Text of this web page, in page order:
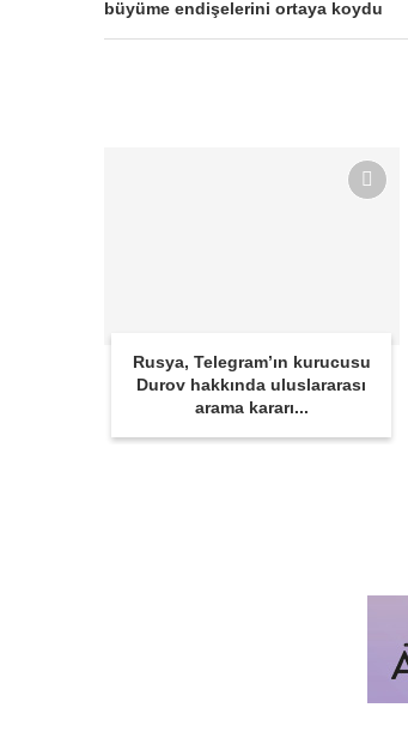
büyüme endişelerini ortaya koydu
Rusya, Telegram’ın kurucusu
Durov hakkında uluslararası
arama kararı...